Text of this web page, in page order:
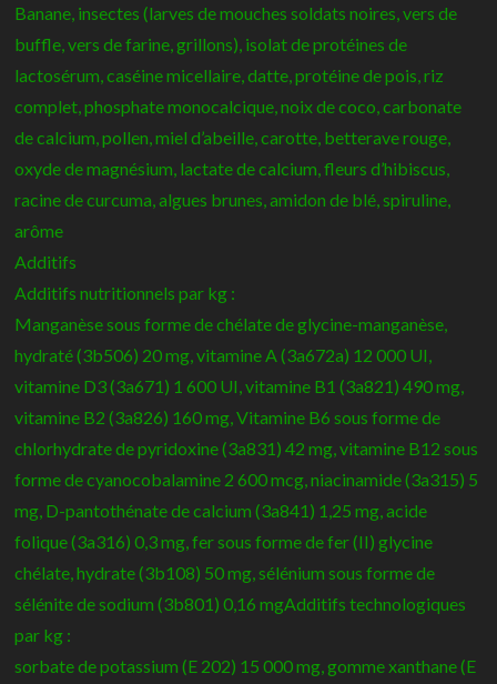
Banane, insectes (larves de mouches soldats noires, vers de
buffle, vers de farine, grillons), isolat de protéines de
lactosérum, caséine micellaire, datte, protéine de pois, riz
complet, phosphate monocalcique, noix de coco, carbonate
de calcium, pollen, miel d’abeille, carotte, betterave rouge,
oxyde de magnésium, lactate de calcium, fleurs d’hibiscus,
racine de curcuma, algues brunes, amidon de blé, spiruline,
arôme
Additifs
Additifs nutritionnels par kg :
Manganèse sous forme de chélate de glycine-manganèse,
hydraté (3b506) 20 mg, vitamine A (3a672a) 12 000 UI,
vitamine D3 (3a671) 1 600 UI, vitamine B1 (3a821) 490 mg,
vitamine B2 (3a826) 160 mg, Vitamine B6 sous forme de
chlorhydrate de pyridoxine (3a831) 42 mg, vitamine B12 sous
forme de cyanocobalamine 2 600 mcg, niacinamide (3a315) 5
mg, D-pantothénate de calcium (3a841) 1,25 mg, acide
folique (3a316) 0,3 mg, fer sous forme de fer (II) glycine
chélate, hydrate (3b108) 50 mg, sélénium sous forme de
sélénite de sodium (3b801) 0,16 mgAdditifs technologiques
par kg :
sorbate de potassium (E 202) 15 000 mg, gomme xanthane (E